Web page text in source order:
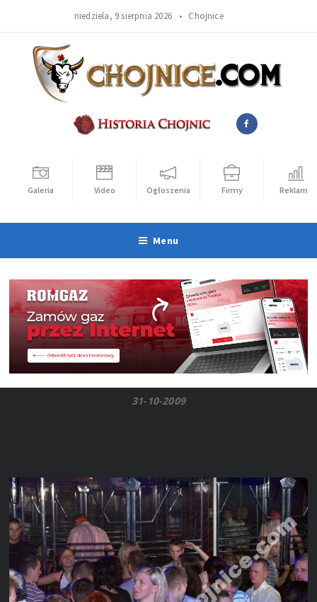
niedziela, 9 sierpnia 2026 • Chojnice
Galeria Video Ogłoszenia Firmy Reklama
Menu
31-10-2009